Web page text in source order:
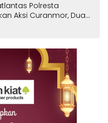
Polresta
Aksi Curanmor, Dua